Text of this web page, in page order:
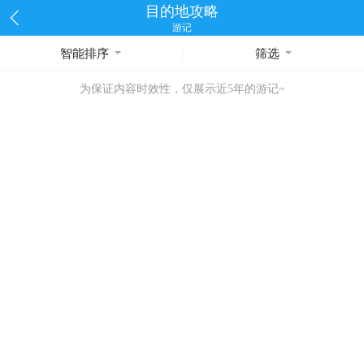
目的地攻略
游记
智能排序 筛选
为保证内容时效性，仅展示近5年的游记~